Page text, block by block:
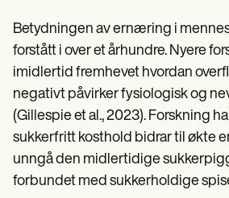
Betydningen av ernæring i
forstått i over et århundre. Nyere
imidlertid fremhevet hvordan
negativt påvirker fysiologisk og
(Gillespie et al., 2023). Forskning
sukkerfritt kosthold bidrar til økte
unngå den midlertidige
forbundet med sukkerholdige